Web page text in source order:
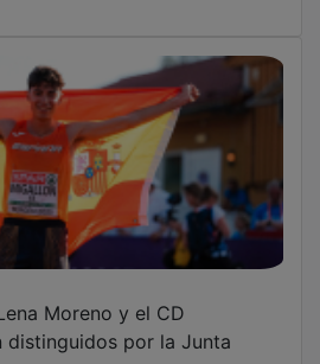
distinguidos por la Junta